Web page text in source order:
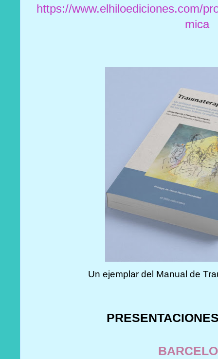
https://www.elhiloediciones.com/
mica
Un ejemplar del Manual de